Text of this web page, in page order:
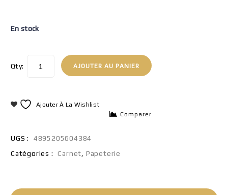
En stock
Qty: AJOUTER AU PANIER
Ajouter À La Wishlist
Comparer
UGS :
4895205604384
Catégories :
Carnet Papeterie